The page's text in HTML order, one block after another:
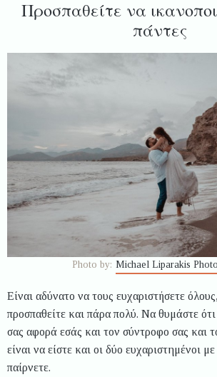
Προσπαθείτε να
πάντες
Photo by: Michael Liparakis
Είναι αδύνατο να τους ευχαριστήσετε
προσπαθείτε και πάρα πολύ. Να θυμάστε
σας αφορά εσάς και τον σύντροφο σας και
είναι να είστε και οι δύο ευχαριστημένοι
παίρνετε.